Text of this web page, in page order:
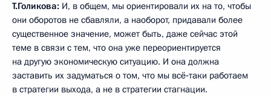
Т.Голикова: И, в общем, мы ориентировали их на то, чтобы
они оборотов не сбавляли, а наоборот, придавали более
существенное значение, может быть, даже сейчас этой
теме в связи с тем, что она уже переориентируется
на другую экономическую ситуацию. И она должна
заставить их задуматься о том, что мы всё‑таки работаем
в стратегии выхода, а не в стратегии стагнации.